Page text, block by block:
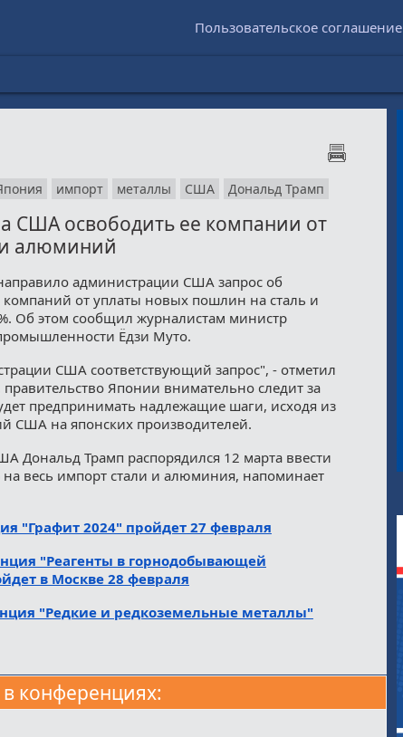
Пользовательское соглашение
импорт металлы США Дональд Трамп
США освободить ее компании от
алюминий
администрации США запрос об
от уплаты новых пошлин на сталь и
Об этом сообщил журналистам министр
Ёдзи Муто.
США соответствующий запрос", - отметил
Японии внимательно следит за
предпринимать надлежащие шаги, исходя из
США на японских производителей.
Дональд Трамп распорядился 12 марта ввести
весь импорт стали и алюминия, напоминает
"Графит 2024" пройдет 27 февраля
"Реагенты в горнодобывающей
в Москве 28 февраля
"Редкие и редкоземельные металлы"
конференциях: